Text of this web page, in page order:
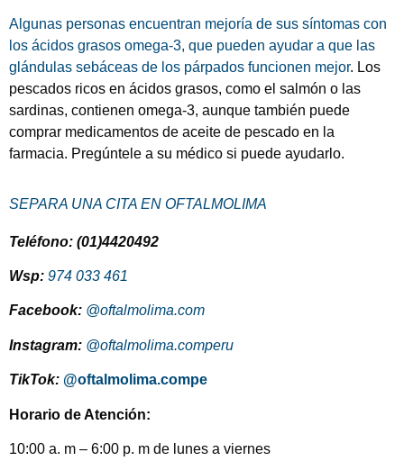
Algunas personas encuentran mejoría de sus síntomas con
los ácidos grasos omega-3, que pueden ayudar a que las
glándulas sebáceas de los párpados funcionen mejor. Los
pescados ricos en ácidos grasos, como el salmón o las
sardinas, contienen omega-3, aunque también puede
comprar medicamentos de aceite de pescado en la
farmacia. Pregúntele a su médico si puede ayudarlo.
SEPARA UNA CITA EN OFTALMOLIMA
Teléfono: (01)4420492
Wsp: 974 033 461
Facebook: @oftalmolima.com
Instagram: @oftalmolima.comperu
TikTok: @oftalmolima.compe
Horario de Atención:
10:00 a. m – 6:00 p. m de lunes a viernes